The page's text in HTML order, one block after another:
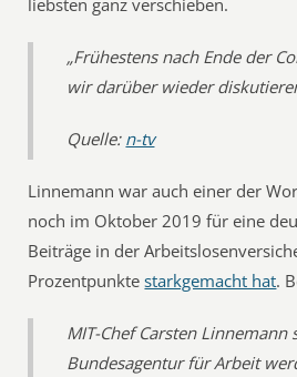
liebsten ganz verschieben.
„Frühestens nach Ende der
wir darüber wieder
Quelle: n-tv
Linnemann war auch einer der
noch im Oktober 2019 für eine
Beiträge in der
Prozentpunktestarkgemacht hat.
MIT-Chef Carsten Linnemann
Bundesagentur für Arbeit